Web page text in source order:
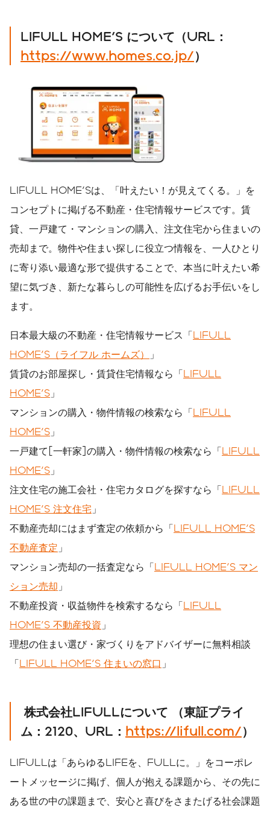
LIFULL HOME'S について（URL ：
https://www.homes.co.jp/）
LIFULL HOME'Sは、「叶えたい！が見えてくる。」を
コンセプトに掲げる不動産・住宅情報サービスです。賃
貸、一戸建て・マンションの購入、注文住宅から住まいの
売却まで。物件や住まい探しに役立つ情報を、一人ひとり
に寄り添い最適な形で提供することで、本当に叶えたい希
望に気づき、新たな暮らしの可能性を広げるお手伝いをし
ます。
日本最大級の不動産・住宅情報サービス「LIFULL
HOME'S（ライフル ホームズ）
」
賃貸のお部屋探し・賃貸住宅情報なら「LIFULL
HOME'S 」
マンションの購入・物件情報の検索なら「LIFULL
HOME'S 」
一戸建て[一軒家]の購入・物件情報の検索なら「LIFULL
HOME'S 」
注文住宅の施工会社・住宅カタログを探すなら「LIFULL
HOME'S 注文住宅 」
不動産売却にはまず査定の依頼から「LIFULL HOME'S
不動産査定 」
マンション売却の一括査定なら「LIFULL HOME'S マン
ション売却 」
不動産投資・収益物件を検索するなら「LIFULL
HOME'S 不動産投資 」
理想の住まい選び・家づくりをアドバイザーに無料相談
「LIFULL HOME'S 住まいの窓口 」
株式会社LIFULLについて
（東証プライ
ム： 2120、 URL ： https://lifull.com/）
LIFULLは「あらゆるLIFEを、FULLに。」をコーポレ
ートメッセージに掲げ、個人が抱える課題から、その先に
ある世の中の課題まで、安心と喜びをさまたげる社会課題